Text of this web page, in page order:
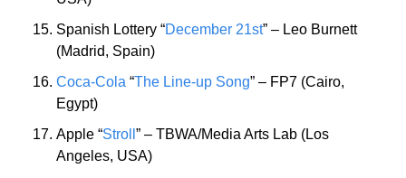
Spanish Lottery “December 21st” – Leo Burnett
(Madrid, Spain)
Coca-Cola “The Line-up Song” – FP7 (Cairo,
Egypt)
Apple “Stroll ” – TBWA/Media Arts Lab (Los
Angeles, USA)